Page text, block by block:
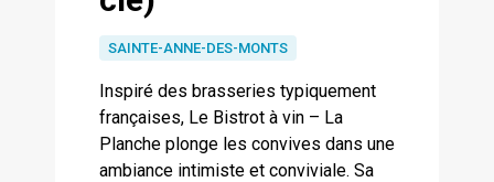
SAINTE-ANNE-DES-MONTS
Inspiré des brasseries typiquement
françaises, Le Bistrot à vin – La
Planche plonge les convives dans une
ambiance intimiste et conviviale. Sa